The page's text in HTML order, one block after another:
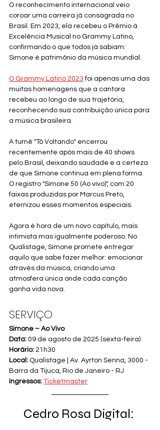
O reconhecimento internacional veio
coroar uma carreira já consagrada no
Brasil. Em 2023, ela recebeu o Prêmio à
Excelência Musical no Grammy Latino,
confirmando o que todos já sabiam:
Simone é patrimônio da música mundial.
O Grammy Latino 2023 foi apenas uma das
muitas homenagens que a cantora
recebeu ao longo de sua trajetória,
reconhecendo sua contribuição única para
a música brasileira.
A turnê "Tô Voltando" encerrou
recentemente após mais de 40 shows
pelo Brasil, deixando saudade e a certeza
de que Simone continua em plena forma.
O registro "Simone 50 (Ao vivo)", com 20
faixas produzidas por Marcus Preto,
eternizou esses momentos especiais.
Agora é hora de um novo capítulo, mais
intimista mas igualmente poderoso. No
Qualistage, Simone promete entregar
aquilo que sabe fazer melhor: emocionar
através da música, criando uma
atmosfera única onde cada canção
ganha vida nova.
SERVIÇO
Simone – Ao Vivo
Data: 09 de agosto de 2025 (sexta-feira)
Horário: 21h30
Local: Qualistage | Av. Ayrton Senna, 3000 -
Barra da Tijuca, Rio de Janeiro - RJ
Ingressos: Ticketmaster
Cedro Rosa Digital: